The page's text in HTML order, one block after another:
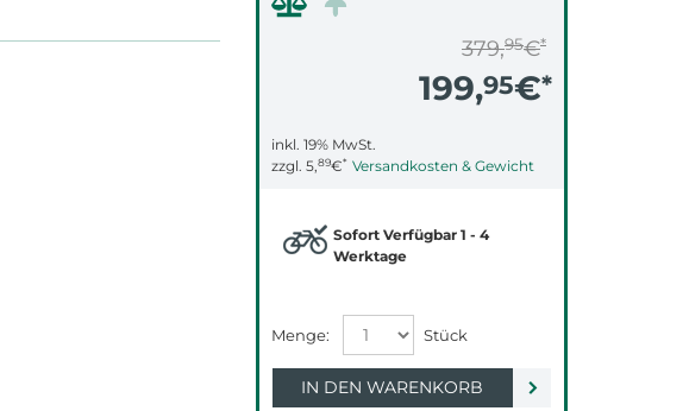
379,95€*
199,95€*
inkl. 19% MwSt.
zzgl. 5,89€* Versandkosten & Gewicht
Sofort Verfügbar 1 - 4
Werktage
IN DEN WARENKORB